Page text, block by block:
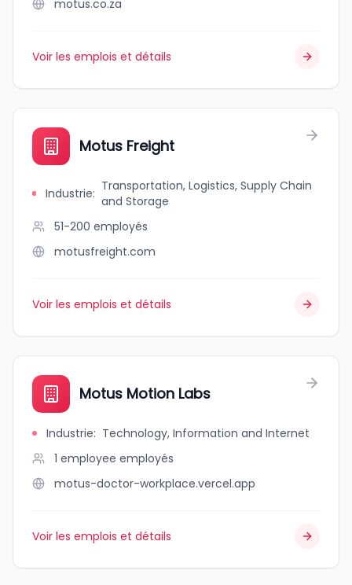
motus.co.za
Voir les emplois et détails
Motus Freight
Industrie: Transportation, Logistics, Supply Chain
and Storage
51-200 employés
motusfreight.com
Voir les emplois et détails
Motus Motion Labs
Industrie: Technology, Information and Internet
1 employee employés
motus-doctor-workplace.vercel.app
Voir les emplois et détails